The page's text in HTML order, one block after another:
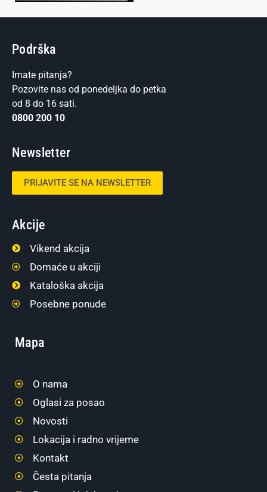
Podrška
Imate pitanja?
Pozovite nas od ponedeljka do petka
od 8 do 16 sati.
0800 200 10
Newsletter
PRIJAVITE SE NA NEWSLETTER
Akcije
Vikend akcija
Domaće u akciji
Kataloška akcija
Posebne ponude
Mapa
O nama
Oglasi za posao
Novosti
Lokacija i radno vrijeme
Kontakt
Česta pitanja